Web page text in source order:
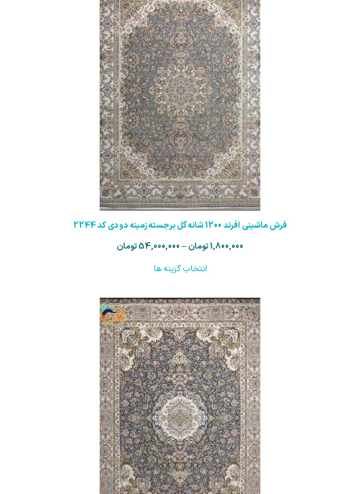
فرش ماشینی افرند 1200 شانه گل برجسته زمینه دودی کد 2244
1,800,000تومان–
54,000,000تومان
انتخاب گزینه ها